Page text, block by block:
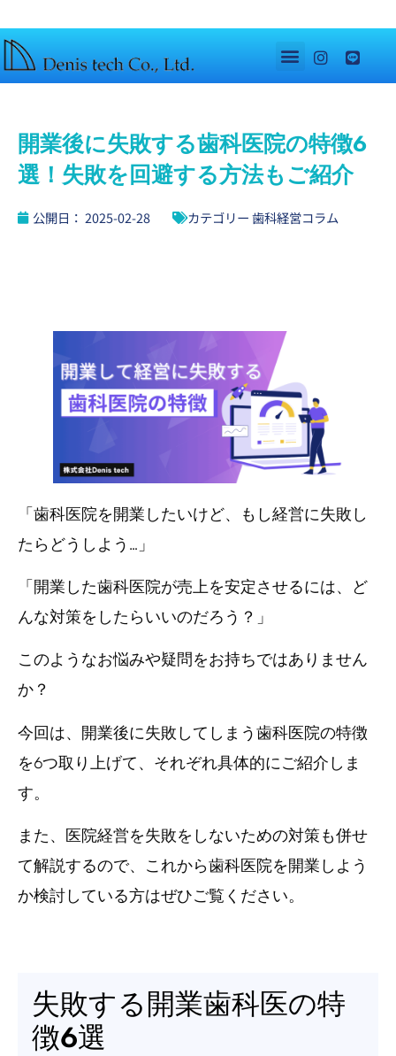
開業後に失敗する歯科医院の特徴6
選！失敗を回避する方法もご紹介
公開日： 2025-02-28 カテゴリー歯科経営コラム
「歯科医院を開業したいけど、もし経営に失敗し
たらどうしよう…」
「開業した歯科医院が売上を安定させるには、ど
んな対策をしたらいいのだろう？」
このようなお悩みや疑問をお持ちではありません
か？
今回は、開業後に失敗してしまう歯科医院の特徴
を6つ取り上げて、それぞれ具体的にご紹介しま
す。
また、医院経営を失敗をしないための対策も併せ
て解説するので、これから歯科医院を開業しよう
か検討している方はぜひご覧ください。
失敗する開業歯科医の特
徴6選